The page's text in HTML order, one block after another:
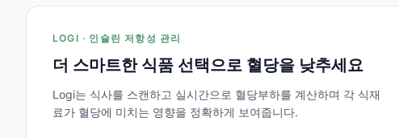
LOGI · 인슐린 저항성 관리
더 스마트한 식품 선택으로 혈당을 낮추세요
Logi는 식사를 스캔하고 실시간으로 혈당부하를 계산하며 각 식재
료가 혈당에 미치는 영향을 정확하게 보여줍니다.